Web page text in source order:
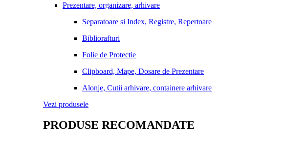
Prezentare, organizare, arhivare
Separatoare si Index, Registre, Repertoare
Bibliorafturi
Folie de Protectie
Clipboard, Mape, Dosare de Prezentare
Alonje, Cutii arhivare, containere arhivare
Vezi produsele
PRODUSE RECOMANDATE